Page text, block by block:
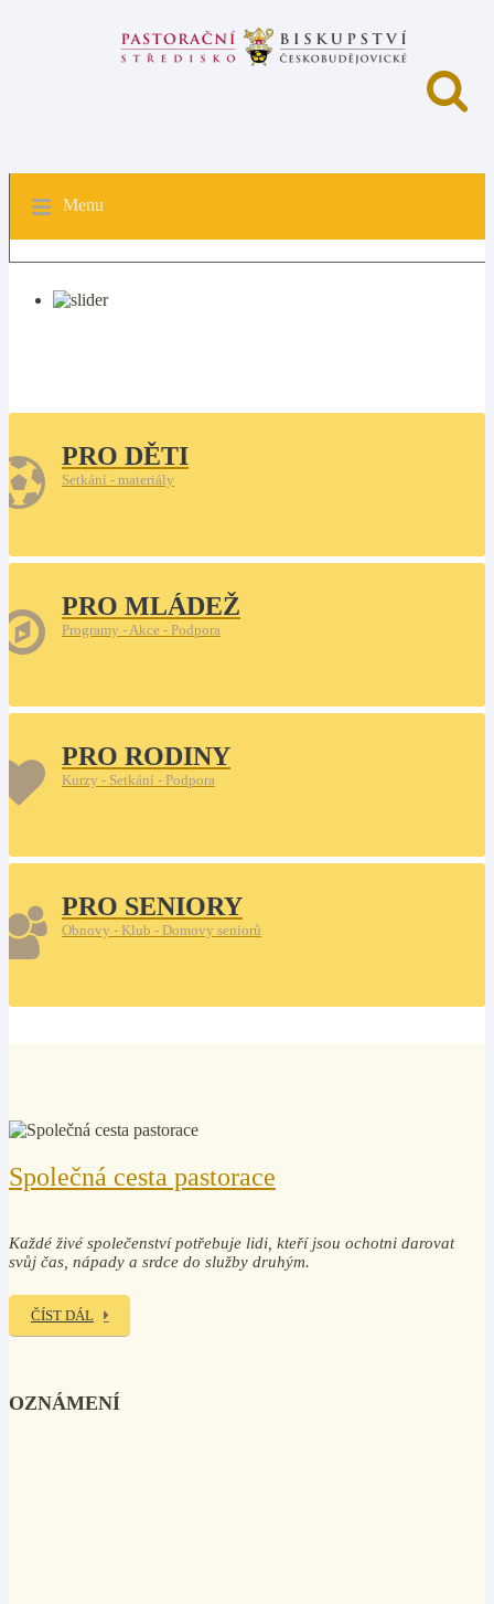
Menu
PRO DĚTI
Setkání - materiály
PRO MLÁDEŽ
Programy - Akce - Podpora
PRO RODINY
Kurzy - Setkání - Podpora
PRO SENIORY
Obnovy - Klub - Domovy seniorů
Společná cesta pastorace
Každé živé společenství potřebuje lidi, kteří jsou ochotni darovat
svůj čas, nápady a srdce do služby druhým.
ČÍST DÁL
OZNÁMENÍ